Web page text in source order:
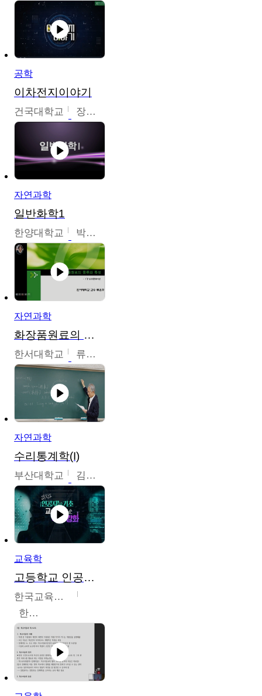
공학
이차전지이야기
건국대학교 장호현
자연과학
일반화학1
한양대학교 박경호
자연과학
화장품원료의 종류와 특성
한서대학교 류은주
자연과학
수리통계학(I)
부산대학교 김충락
교육학
고등학교 인공지능 기초 교수ㆍ학습 역량 강화
한국교육학술정보원
한국교육학술정보원